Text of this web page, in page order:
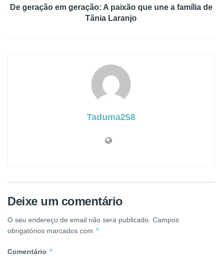
De geração em geração: A paixão que une a família de
Tânia Laranjo
Taduma258
Deixe um comentário
O seu endereço de email não será publicado. Campos
obrigatórios marcados com *
Comentário *